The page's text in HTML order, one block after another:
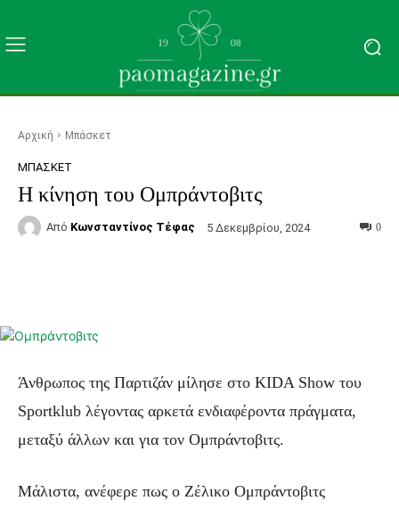
Αρχική Μπάσκετ
ΜΠΆΣΚΕΤ
Η κίνηση του Ομπράντοβιτς
Από Κωνσταντίνος Τέφας 5 Δεκεμβρίου, 2024 0
Άνθρωπος της Παρτιζάν μίλησε στο KIDA Show του
Sportklub λέγοντας αρκετά ενδιαφέροντα πράγματα,
μεταξύ άλλων και για τον Ομπράντοβιτς.
Μάλιστα, ανέφερε πως ο Ζέλικο Ομπράντοβιτς